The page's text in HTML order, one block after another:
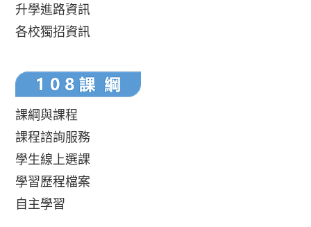
升學進路資訊
各校獨招資訊
課綱與課程
課程諮詢服務
學生線上選課
學習歷程檔案
自主學習